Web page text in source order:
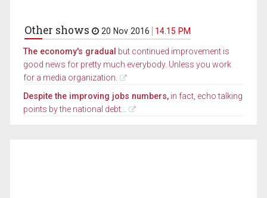
Other shows 20 Nov 2016 14.15 PM
The economy's gradual but continued improvement is
good news for pretty much everybody. Unless you work
for a media organization.
Despite the improving jobs numbers, in fact, echo talking
points by the national debt...